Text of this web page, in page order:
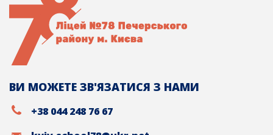
ВИ МОЖЕТЕ ЗВ'ЯЗАТИСЯ З НАМИ
+38 044 248 76 67